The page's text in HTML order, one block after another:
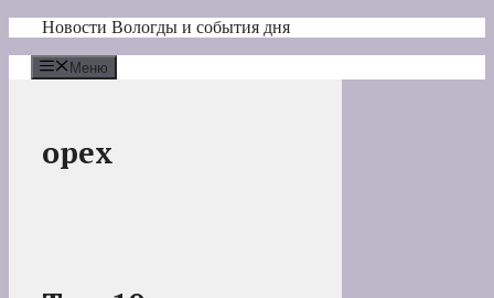
Перейти
содержимому
Новости Вологды и события дня
Меню
орех